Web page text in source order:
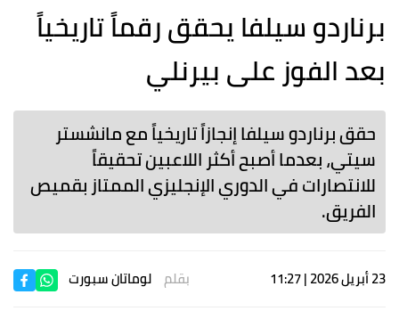
برناردو سيلفا يحقق رقماً تاريخياً
بعد الفوز على بيرنلي
حقق برناردو سيلفا إنجازاً تاريخياً مع مانشستر
سيتي، بعدما أصبح أكثر اللاعبين تحقيقاً
للانتصارات في الدوري الإنجليزي الممتاز بقميص
الفريق.
23 أبريل 2026 | 11:27 بقلم لوماتان سبورت